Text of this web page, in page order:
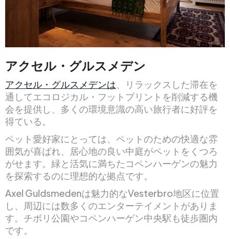
アクセル・グルスメデン
アクセル・グルスメデンは、リラックスした滞在を
通してエコロジカル・フットプリントを削減する機
会を提供し、多くの環境意識の高い旅行者に好評を
得ている。
ペット愛好家にとっては、ペットのための快適な雰
囲気が喜ばれ、居心地の良い中庭がペットをくつろ
がせます。緑と活気に満ちたコペンハーゲンの魅力
を探索するのに理想的な拠点です。
Axel Guldsmedenは魅力的なVesterbro地区に位置
し、周辺には数多くのエンターテイメントがありま
す。チボリ公園やコペンハーゲン中央駅も徒歩圏内
です。